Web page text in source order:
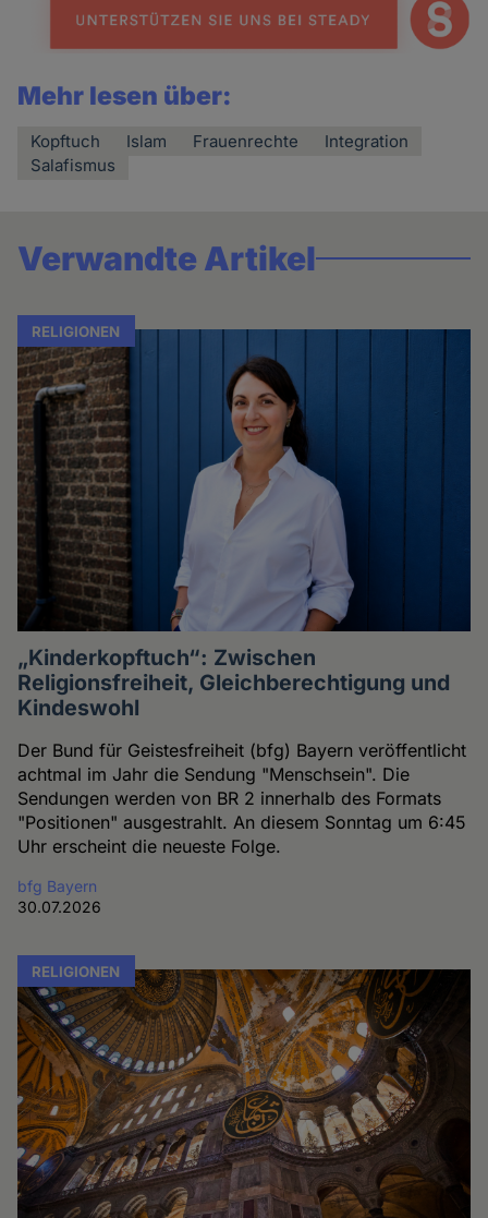
Mehr lesen über:
Kopftuch Islam Frauenrechte
Integration
Salafismus
Verwandte Artikel
RELIGIONEN
„Kinderkopftuch“: Zwischen
Religionsfreiheit, Gleichberechtigung und
Kindeswohl
Der Bund für Geistesfreiheit (bfg) Bayern veröffentlicht
achtmal im Jahr die Sendung "Menschsein". Die
Sendungen werden von BR 2 innerhalb des Formats
"Positionen" ausgestrahlt. An diesem Sonntag um 6:45
Uhr erscheint die neueste Folge.
bfg Bayern
30.07.2026
RELIGIONEN